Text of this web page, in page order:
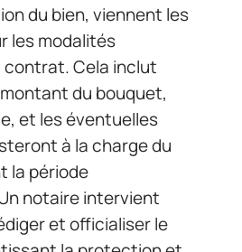
du bien, viennent les
les modalités
contrat. Cela inclut
du bouquet,
et les éventuelles
à la charge du
la période
notaire intervient
et officialiser le